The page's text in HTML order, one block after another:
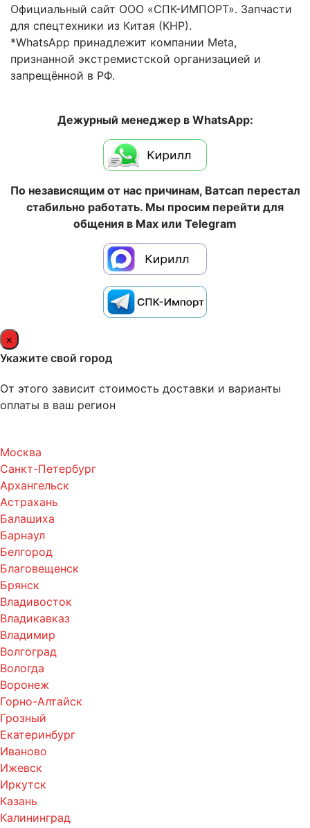
Официальный сайт ООО «СПК-ИМПОРТ». Запчасти
для спецтехники из Китая (КНР).
*WhatsApp принадлежит компании Meta,
признанной экстремистской организацией и
запрещённой в РФ.
Дежурный менеджер в WhatsApp:
По независящим от нас причинам, Ватсап перестал
стабильно работать. Мы просим перейти для
общения в Max или Telegram
×
Укажите свой город
От этого зависит стоимость доставки и варианты
оплаты в ваш регион
Москва
Санкт-Петербург
Архангельск
Астрахань
Балашиха
Барнаул
Белгород
Благовещенск
Брянск
Владивосток
Владикавказ
Владимир
Волгоград
Вологда
Воронеж
Горно-Алтайск
Грозный
Екатеринбург
Иваново
Ижевск
Иркутск
Казань
Калининград